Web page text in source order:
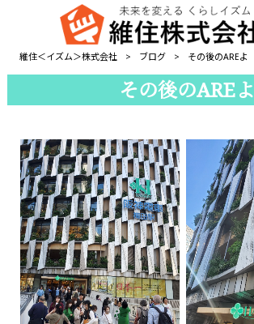
維住＜イズム＞株式会社 > ブログ > その後のAREよ
その後のAREよ